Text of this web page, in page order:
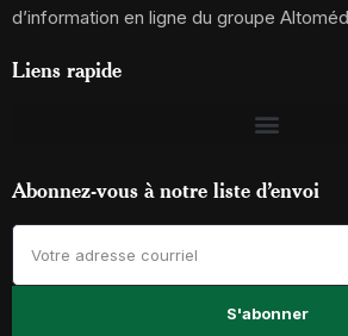
d’information en ligne du groupe
Liens rapide
Abonnez-vous à notre liste d’envoi